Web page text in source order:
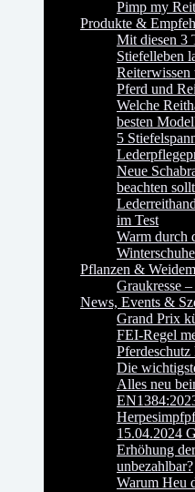
Pimp my
Produkte &
Mit diesen 3
Stiefelleben
Pferd und
Welche
besten
5
Neue
beachten
im Test
Warm durch
Winterschuhe
Pflanzen &
Graukresse
News, Events &
Grand Prix
FEI-Regel
Die
Alles neu
15.04.2024
Erhöhung
unbezahlbar?
Warum Heu